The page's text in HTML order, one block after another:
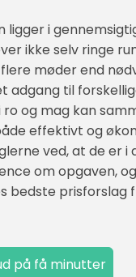
ligger i
ikke selv ringe
møder end
adgang til
ro og mag kan
effektivt og
ved, at de er i
om opgaven,
bedste prisforslag